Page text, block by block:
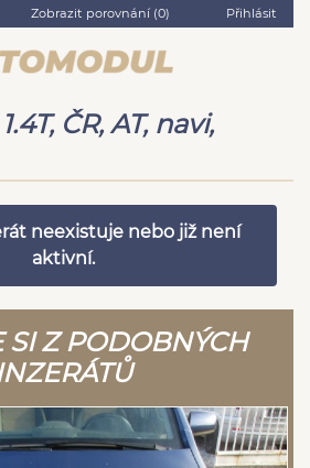
Zobrazit porovnání (0) Přihlásit
ČR, AT, navi,
neexistuje nebo již není
aktivní.
SI Z PODOBNÝCH